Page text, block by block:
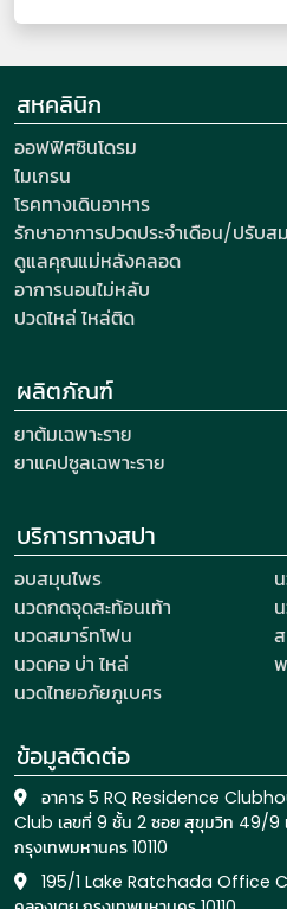
สหคลินิก
ออฟฟิศซินโดรม
ไมเกรน
โรคทางเดินอาหาร
รักษาอาการปวดประจำเดือน/ปรับส
ดูแลคุณแม่หลังคลอด
อาการนอนไม่หลับ
ปวดไหล่ ไหล่ติด
ผลิตภัณฑ์
ยาต้มเฉพาะราย
ยาแคปซูลเฉพาะราย
บริการทางสปา
อบสมุนไพร
นวดกดจุดสะท้อนเท้า
นวดสมาร์ทโฟน
นวดคอ บ่า ไหล่
นวดไทยอภัยภูเบศร
ข้อมูลติดต่อ
อาคาร 5 RQ Residence
Club เลขที่ 9 ชั้น 2 ซอย สุขุมวิท 49/9
กรุงเทพมหานคร 10110
195/1 Lake Ratchada Office